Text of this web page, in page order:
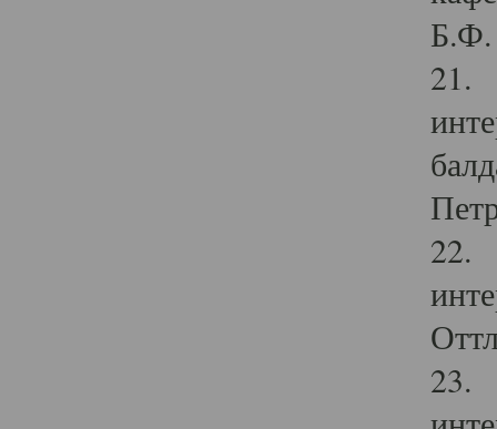
Б.Ф.
21.
22.
23.